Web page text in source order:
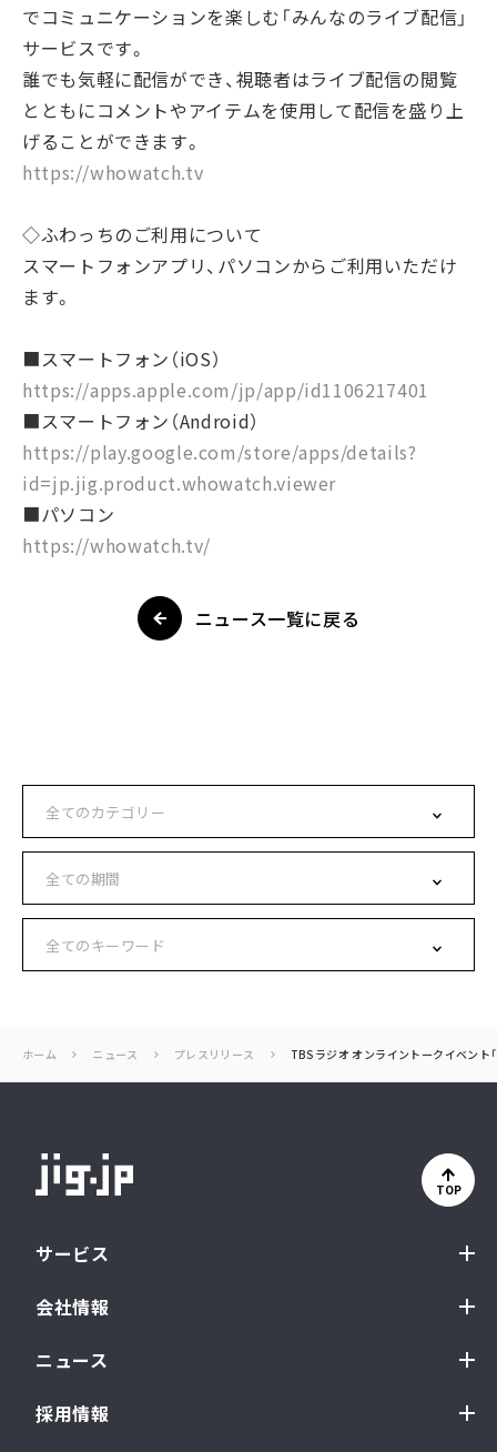
でコミュニケーションを楽しむ「みんなのライブ配信」
サービスです。
誰でも気軽に配信ができ、視聴者はライブ配信の閲覧
とともにコメントやアイテムを使用して配信を盛り上
げることができます。
https://whowatch.tv
◇ふわっちのご利用について
スマートフォンアプリ、パソコンからご利用いただけ
ます。
■スマートフォン（iOS）
https://apps.apple.com/jp/app/id1106217401
■スマートフォン（Android）
https://play.google.com/store/apps/details?
id=jp.jig.product.whowatch.viewer
■パソコン
https://whowatch.tv/
ニュース一覧に戻る
ホーム ニュース プレスリリース TBSラジオ オンライントークイベント
サービス
会社情報
ニュース
採用情報
TOP